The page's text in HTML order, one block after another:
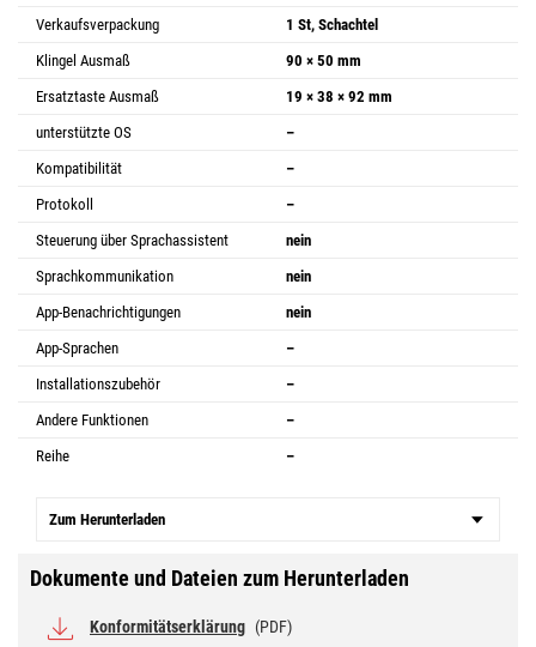
Verkaufsverpackung
1 St, Schachtel
Klingel Ausmaß
90 × 50 mm
Ersatztaste Ausmaß
19 × 38 × 92 mm
unterstützte OS
–
Kompatibilität
–
Protokoll
–
Steuerung über Sprachassistent
nein
Sprachkommunikation
nein
App-Benachrichtigungen
nein
App-Sprachen
–
Installationszubehör
–
Andere Funktionen
–
Reihe
–
Zum Herunterladen
Dokumente und Dateien zum Herunterladen
Konformitätserklärung (PDF)